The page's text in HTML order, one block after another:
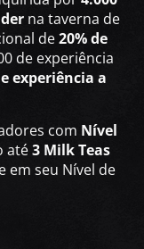
na taverna de
de20% de
de experiência
experiência a
com Nível
até3 Milk Teas
em seu Nível de